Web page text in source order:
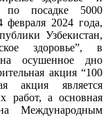
по посадке 5000
февраля 2024 года,
Узбекистан,
здоровье”, в
осушенное дно
акция “100
акция является
работ, а основная
Международным